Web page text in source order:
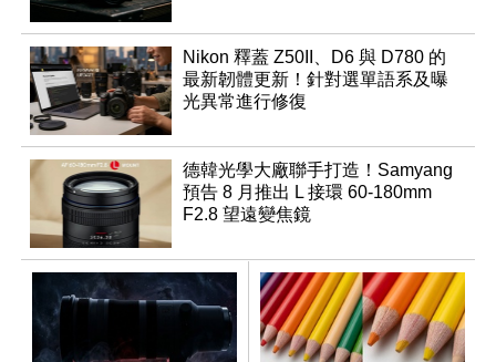
Nikon 釋蓋 Z50II、D6 與 D780 的
最新韌體更新！針對選單語系及曝
光異常進行修復
德韓光學大廠聯手打造！Samyang
預告 8 月推出 L 接環 60-180mm
F2.8 望遠變焦鏡